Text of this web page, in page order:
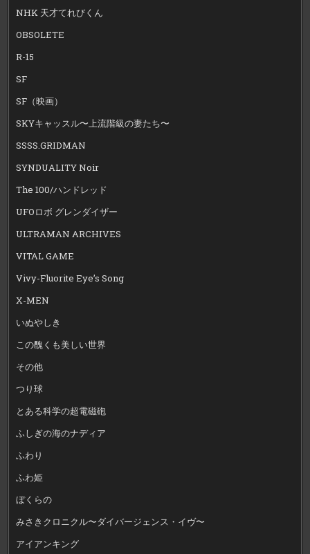
NHK 天才てれびくん
OBSOLETE
R-15
SF
SF（映画）
SKYキャッスル〜上流階級の妻たち〜
SSSS.GRIDMAN
SYNDUALITY Noir
The 100/ハンドレッド
UFOロボ グレンダイザー
ULTRAMAN ARCHIVES
VITAL GAME
Vivy-Fluorite Eye’s Song
X-MEN
いぬやしき
この醜くも美しい世界
その他
つり球
とある科学の超電磁砲
ふしぎの海のナディア
ふわり
ふわ姫
ぼくらの
みさきクロニクル〜ダイバージェンス・イヴ〜
アイアンキング